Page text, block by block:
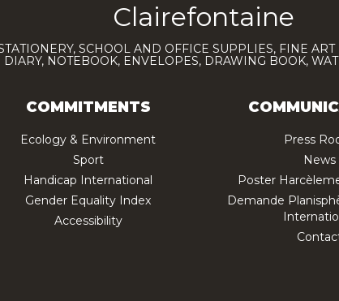
Clairefontaine
SCHOOL AND OFFICE SUPPLIES, FINE ART
NOTEBOOK, ENVELOPES, DRAWING BOOK,
COMMITMENTS
Ecology & Environment
Sport
Handicap International
Gender Equality Index
Accessibility
Press
News
Poster
Demande